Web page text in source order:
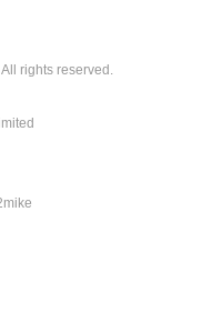
rights reserved.